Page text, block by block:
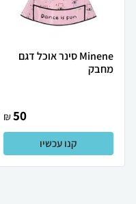
Minene סינר אוכל דגם
מחבק
50
₪
קנו עכשיו